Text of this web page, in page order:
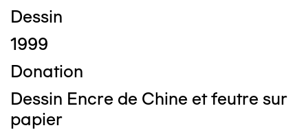
Dessin
1999
Donation
Dessin Encre de Chine et feutre sur
papier